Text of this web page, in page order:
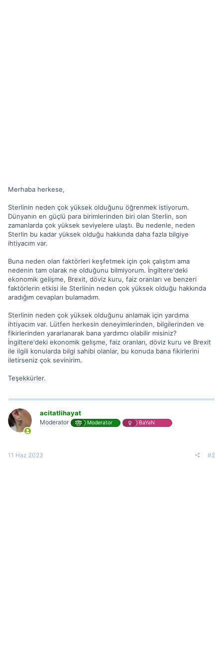
Merhaba herkese,
Sterlinin neden çok yüksek olduğunu öğrenmek istiyorum.
Dünyanın en güçlü para birimlerinden biri olan Sterlin, son
zamanlarda çok yüksek seviyelere ulaştı. Bu nedenle, neden
Sterlin bu kadar yüksek olduğu hakkında daha fazla bilgiye
ihtiyacım var.
Buna neden olan faktörleri keşfetmek için çok çalıştım ama
nedenin tam olarak ne olduğunu bilmiyorum. İngiltere'deki
ekonomik gelişme, Brexit, döviz kuru, faiz oranları ve benzeri
faktörlerin etkisi ile Sterlinin neden çok yüksek olduğu hakkında
aradığım cevapları bulamadım.
Sterlinin neden çok yüksek olduğunu anlamak için yardıma
ihtiyacım var. Lütfen herkesin deneyimlerinden, bilgilerinden ve
fikirlerinden yararlanarak bana yardımcı olabilir misiniz?
İngiltere'deki ekonomik gelişme, faiz oranları, döviz kuru ve Brexit
ile ilgili konularda bilgi sahibi olanlar, bu konuda bana fikirlerini
iletirseniz çok sevinirim.
Teşekkürler.
acitatlihayat
Moderator Moderator BaYaN
11 Haz 2023 #2